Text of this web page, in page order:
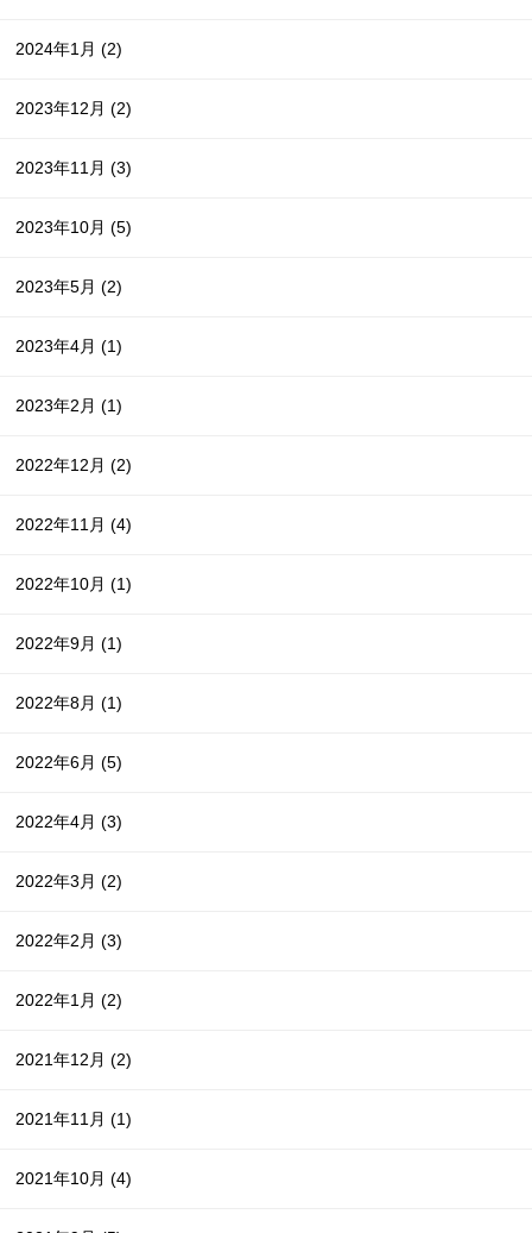
2024年1月(2)
2023年12月(2)
2023年11月(3)
2023年10月(5)
2023年5月(2)
2023年4月(1)
2023年2月(1)
2022年12月(2)
2022年11月(4)
2022年10月(1)
2022年9月(1)
2022年8月(1)
2022年6月(5)
2022年4月(3)
2022年3月(2)
2022年2月(3)
2022年1月(2)
2021年12月(2)
2021年11月(1)
2021年10月(4)